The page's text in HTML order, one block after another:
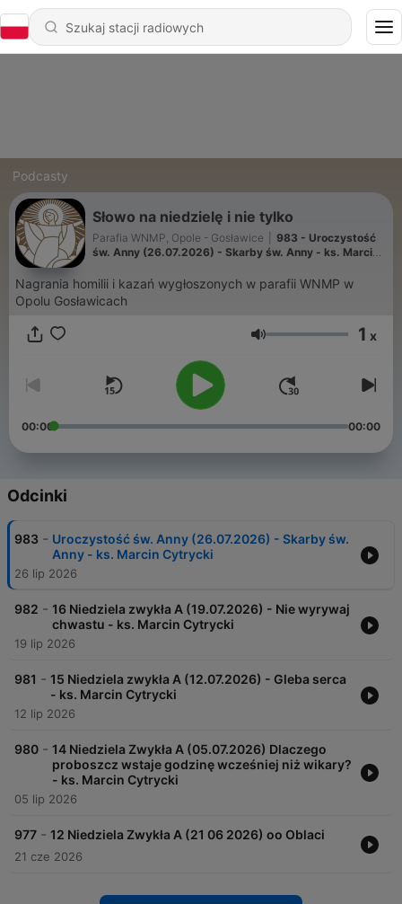
Podcasty
Słowo na niedzielę i nie tylko
Parafia WNMP, Opole - Gosławice
983 - Uroczystość
św. Anny (26.07.2026) - Skarby św. Anny - ks. Marcin
Nagrania homilii i kazań wygłoszonych w parafii WNMP w
Opolu Gosławicach
Głośność 1 x
00:00 00:00
Odcinki
983 - Uroczystość św. Anny (26.07.2026) - Skarby św.
Anny - ks. Marcin Cytrycki
26 lip 2026
982 - 16 Niedziela zwykła A (19.07.2026) - Nie wyrywaj
chwastu - ks. Marcin Cytrycki
19 lip 2026
981 - 15 Niedziela zwykła A (12.07.2026) - Gleba serca
- ks. Marcin Cytrycki
12 lip 2026
980 - 14 Niedziela Zwykła A (05.07.2026) Dlaczego
proboszcz wstaje godzinę wcześniej niż wikary?
- ks. Marcin Cytrycki
05 lip 2026
977 - 12 Niedziela Zwykła A (21 06 2026) oo Oblaci
21 cze 2026